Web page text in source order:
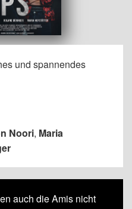
und spannendes
Noori, Maria
auch die Amis nicht